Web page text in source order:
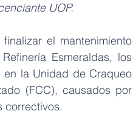
UOP.
el mantenimiento
Esmeraldas, los
en la Unidad de Craqueo
(FCC), causados por
correctivos.